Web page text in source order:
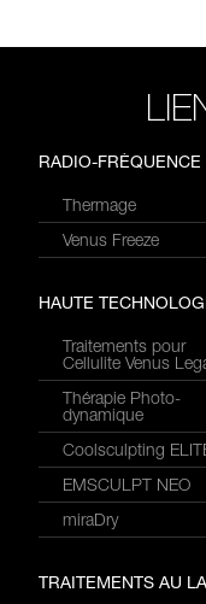
RADIO-FRÉQUENCE
Thermage
Venus Freeze
HAUTE
Traitements pour
Cellulite Venus
Thérapie Photo-
dynamique
Coolsculpting
EMSCULPT NEO
miraDry
TRAITEMENTS AU